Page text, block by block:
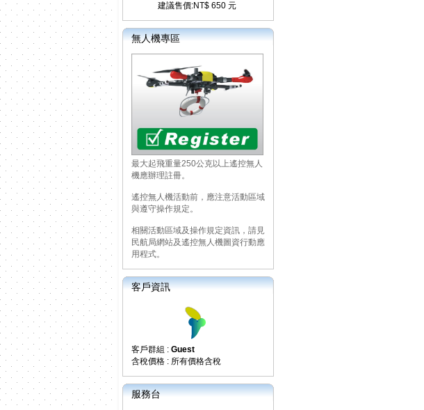
建議售價:NT$ 650 元
無人機專區
最大起飛重量250公克以上遙控無人
機應辦理註冊。
遙控無人機活動前，應注意活動區域
與遵守操作規定。
相關活動區域及操作規定資訊，請見
民航局網站及遙控無人機圖資行動應
用程式。
客戶資訊
客戶群組 : Guest
含稅價格 : 所有價格含稅
服務台